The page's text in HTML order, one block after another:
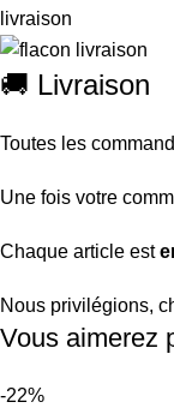
livraison
🚚 Livraison
Toutes les
Une fois votre
Chaque article est
Nous privilégions,
Vous aimerez
-22%